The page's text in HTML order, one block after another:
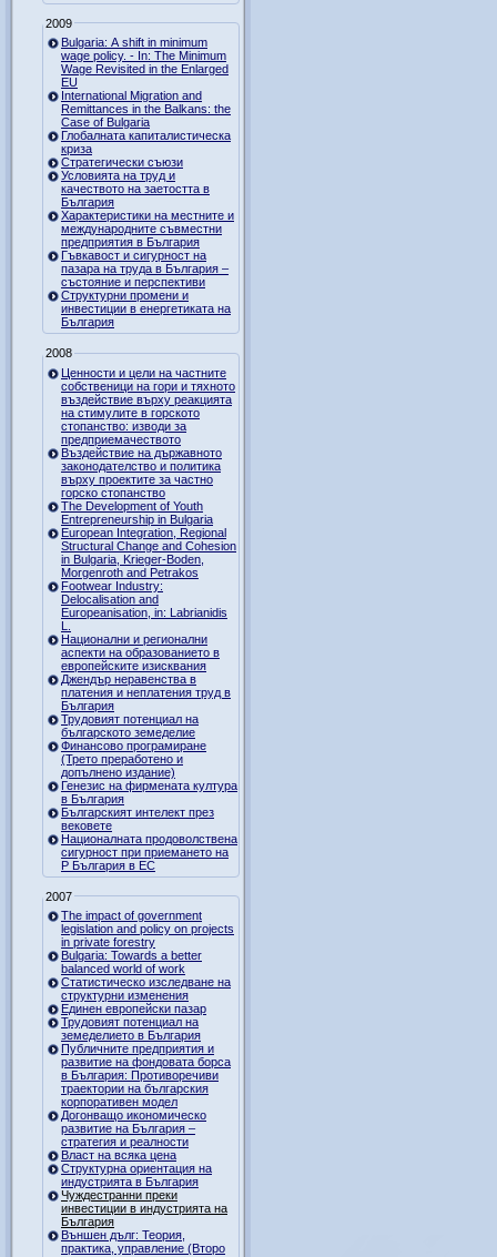
2009
Bulgaria: A shift in minimum
wage policy. - In: The Minimum
Wage Revisited in the Enlarged
EU
International Migration and
Remittances in the Balkans: the
Case of Bulgaria
Глобалната капиталистическа
криза
Стратегически съюзи
Условията на труд и
качеството на заетостта в
България
Характеристики на местните и
международните съвместни
предприятия в България
Гъвкавост и сигурност на
пазара на труда в България –
състояние и перспективи
Структурни промени и
инвестиции в енергетиката на
България
2008
Ценности и цели на частните
собственици на гори и тяхното
въздействие върху реакцията
на стимулите в горското
стопанство: изводи за
предприемачеството
Въздействие на държавното
законодателство и политика
върху проектите за частно
горско стопанство
The Development of Youth
Entrepreneurship in Bulgaria
European Integration, Regional
Structural Change and Cohesion
in Bulgaria, Krieger-Boden,
Morgenroth and Petrakos
Footwear Industry:
Delocalisation and
Europeanisation, in: Labrianidis
L.
Национални и регионални
аспекти на образованието в
европейските изисквания
Джендър неравенства в
платения и неплатения труд в
България
Трудовият потенциал на
българското земеделие
Финансово програмиране
(Трето преработено и
допълнено издание)
Генезис на фирмената култура
в България
Българският интелект през
вековете
Националната продоволствена
сигурност при приемането на
Р България в ЕС
2007
The impact of government
legislation and policy on projects
in private forestry
Bulgaria: Towards a better
balanced world of work
Статистическо изследване на
структурни изменения
Единен европейски пазар
Трудовият потенциал на
земеделието в България
Публичните предприятия и
развитие на фондовата борса
в България: Противоречиви
траектории на българския
корпоративен модел
Догонващо икономическо
развитие на България –
стратегия и реалности
Власт на всяка цена
Структурна ориентация на
индустрията в България
Чуждестранни преки
инвестиции в индустрията на
България
Външен дълг: Теория,
практика, управление (Второ